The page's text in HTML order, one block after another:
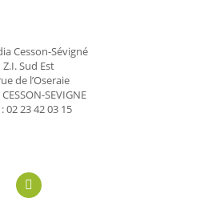
Cesson-Sévigné
Z.I. Sud Est
de l’Oseraie
SEVIGNE
02 23 42 03 15
linkedin